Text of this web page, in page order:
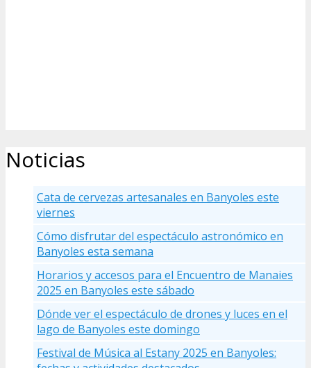
Noticias
Cata de cervezas artesanales en Banyoles este
viernes
Cómo disfrutar del espectáculo astronómico en
Banyoles esta semana
Horarios y accesos para el Encuentro de Manaies
2025 en Banyoles este sábado
Dónde ver el espectáculo de drones y luces en el
lago de Banyoles este domingo
Festival de Música al Estany 2025 en Banyoles: